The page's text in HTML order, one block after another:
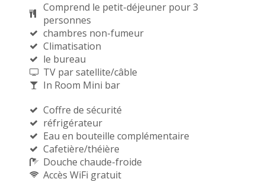
Comprend le petit-déjeuner pour 3
personnes
chambres non-fumeur
Climatisation
le bureau
TV par satellite/câble
In Room Mini bar
Coffre de sécurité
réfrigérateur
Eau en bouteille complémentaire
Cafetière/théière
Douche chaude-froide
Accès WiFi gratuit